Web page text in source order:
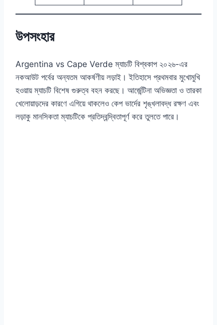
উপসংহার
Argentina vs Cape Verde ম্যাচটি বিশ্বকাপ ২০২৬-এর
নকআউট পর্বের অন্যতম আকর্ষণীয় লড়াই। ইতিহাসে প্রথমবার মুখোমুখি
হওয়ায় ম্যাচটি বিশেষ গুরুত্ব বহন করছে। আর্জেন্টিনা অভিজ্ঞতা ও তারকা
খেলোয়াড়দের কারণে এগিয়ে থাকলেও কেপ ভার্দের শৃঙ্খলাবদ্ধ রক্ষণ এবং
লড়াকু মানসিকতা ম্যাচটিকে প্রতিদ্বন্দ্বিতাপূর্ণ করে তুলতে পারে।